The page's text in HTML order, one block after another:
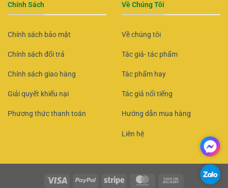
Chính Sách
Chính sách bảo mật
Chính sách đổi trả
Chính sách giao hàng
Giải quyết khiếu nại
Phương thức thanh toán
Về Chúng Tôi
Về chúng tôi
Tác giả- tác phẩm
Tác phẩm hay
Tác giả nổi tiếng
Hướng dẫn mua hàng
Liên hệ